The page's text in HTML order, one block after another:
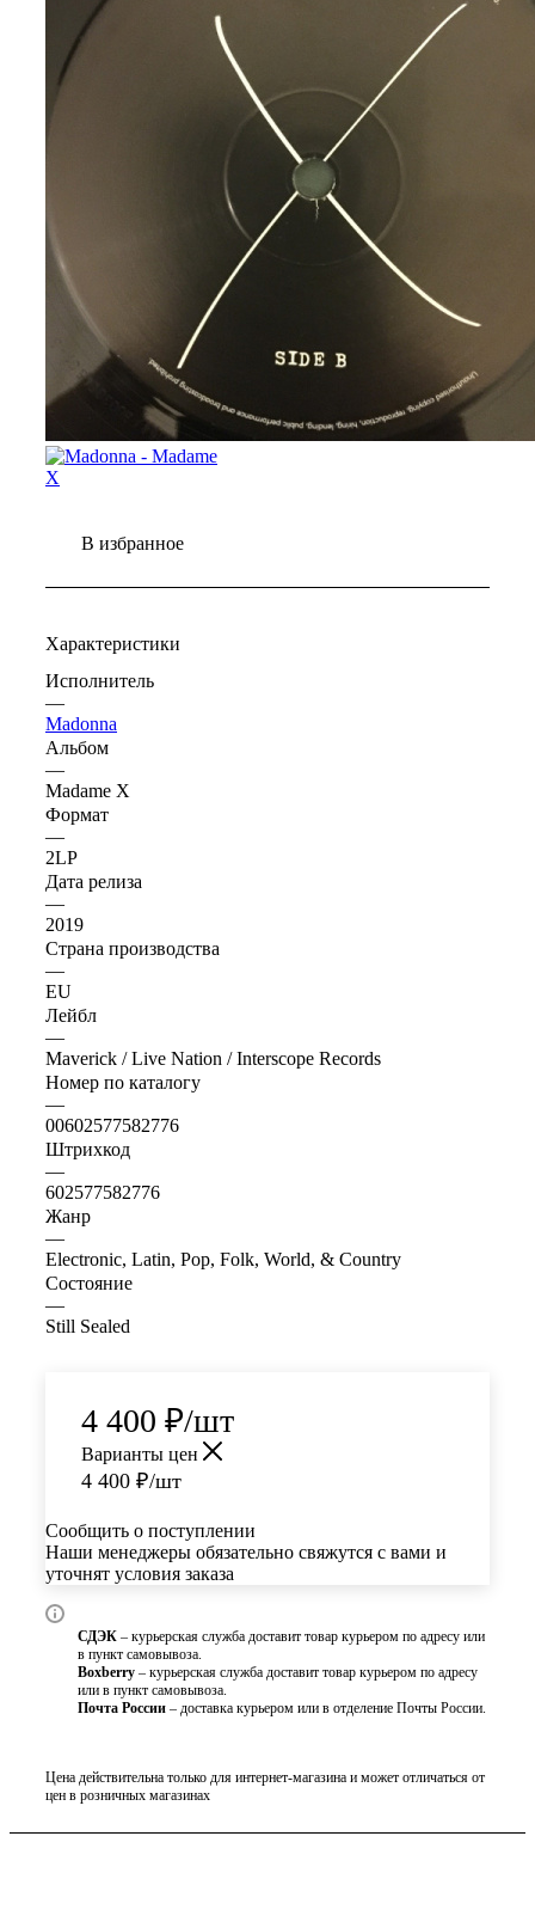
В избранное
Характеристики
Исполнитель
—
Madonna
Альбом
—
Madame X
Формат
—
2LP
Дата релиза
—
2019
Страна производства
—
EU
Лейбл
—
Maverick / Live Nation / Interscope Records
Номер по каталогу
—
00602577582776
Штрихкод
—
602577582776
Жанр
—
Electronic, Latin, Pop, Folk, World, & Country
Состояние
—
Still Sealed
4 400 ₽/шт
Варианты цен
4 400 ₽/шт
Сообщить о поступлении
Наши менеджеры обязательно свяжутся с вами и
уточнят условия заказа
СДЭК – курьерская служба доставит товар курьером по адресу или
в пункт самовывоза.
Boxberry – курьерская служба доставит товар курьером по адресу
или в пункт самовывоза.
Почта России – доставка курьером или в отделение Почты России.
Цена действительна только для интернет-магазина и может отличаться от
цен в розничных магазинах